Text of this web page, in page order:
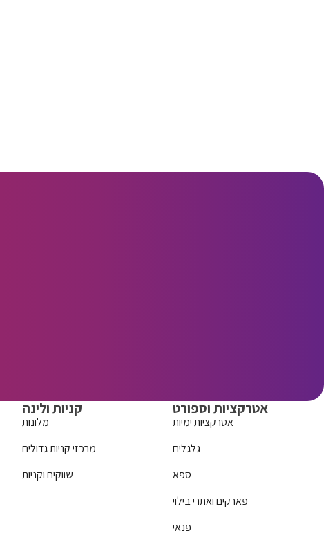
קניות ולינה
מלונות
מרכזי קניות גדולים
שווקים וקניות
אטרקציות וספורט
אטרקציות ימיות
גלגלים
ספא
פארקים ואתרי בילוי
פנאי